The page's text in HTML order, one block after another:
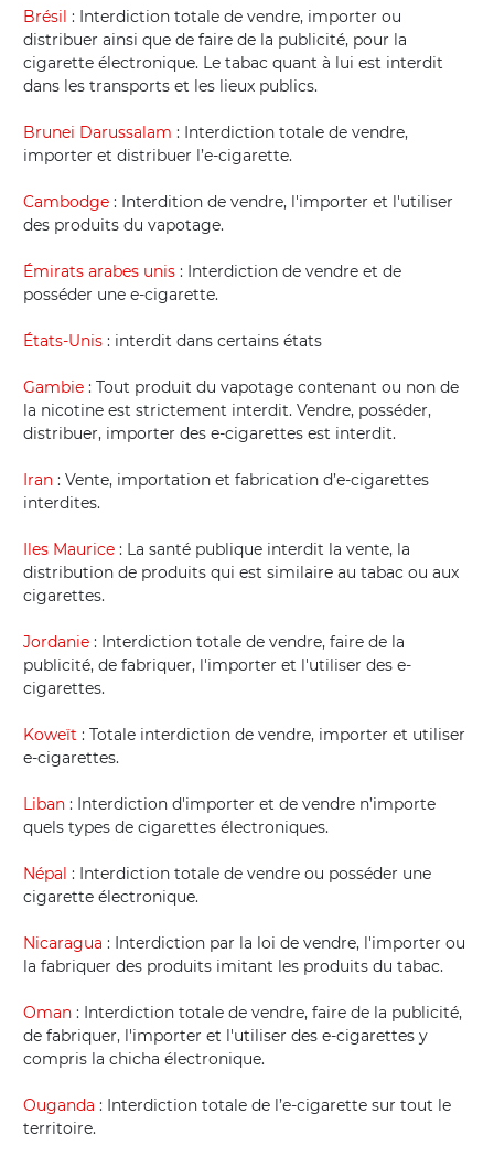
Brésil : Interdiction totale de vendre, importer ou
distribuer ainsi que de faire de la publicité, pour la
cigarette électronique. Le tabac quant à lui est interdit
dans les transports et les lieux publics.
Brunei Darussalam : Interdiction totale de vendre,
importer et distribuer l’e-cigarette.
Cambodge : Interdition de vendre, l'importer et l'utiliser
des produits du vapotage.
Émirats arabes unis : Interdiction de vendre et de
posséder une e-cigarette.
États-Unis : interdit dans certains états
Gambie : Tout produit du vapotage contenant ou non de
la nicotine est strictement interdit. Vendre, posséder,
distribuer, importer des e-cigarettes est interdit.
Iran : Vente, importation et fabrication d’e-cigarettes
interdites.
Iles Maurice : La santé publique interdit la vente, la
distribution de produits qui est similaire au tabac ou aux
cigarettes.
Jordanie : Interdiction totale de vendre, faire de la
publicité, de fabriquer, l'importer et l'utiliser des e-
cigarettes.
Koweït : Totale interdiction de vendre, importer et utiliser
e-cigarettes.
Liban : Interdiction d'importer et de vendre n’importe
quels types de cigarettes électroniques.
Népal : Interdiction totale de vendre ou posséder une
cigarette électronique.
Nicaragua : Interdiction par la loi de vendre, l'importer ou
la fabriquer des produits imitant les produits du tabac.
Oman : Interdiction totale de vendre, faire de la publicité,
de fabriquer, l'importer et l'utiliser des e-cigarettes y
compris la chicha électronique.
Ouganda : Interdiction totale de l’e-cigarette sur tout le
territoire.